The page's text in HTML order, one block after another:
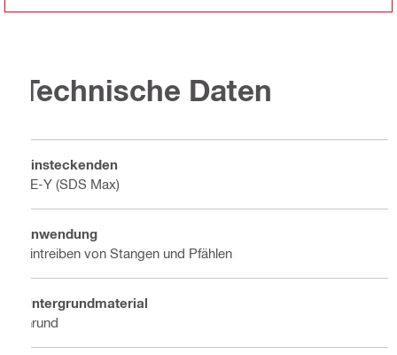
Technische Daten
Einsteckenden
TE-Y (SDS Max)
Anwendung
Eintreiben von Stangen und Pfählen
Untergrundmaterial
Grund